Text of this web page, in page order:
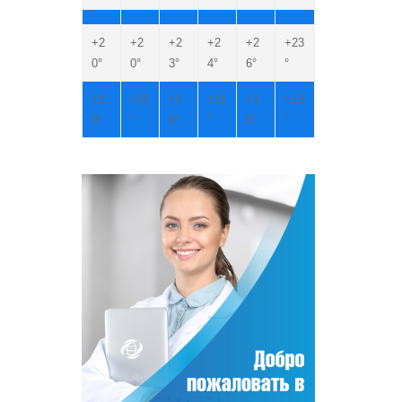
+2
0°
+2
0°
+2
3°
+2
4°
+2
6°
+23
°
+1
0°
+11
°
+1
0°
+11
°
+1
5°
+13
°